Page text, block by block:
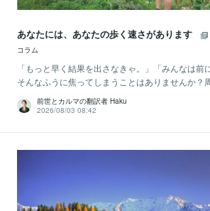
あなたには、あなたの歩く速さがあります
コラム
「もっと早く結果を出さなきゃ。」「みんなは前
そんなふうに焦ってしまうことはありませんか？
前世とカルマの翻訳者 Haku
2026/08/03 08:42